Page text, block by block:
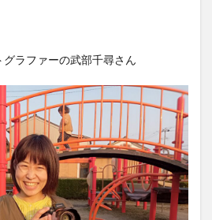
ラファーの武部千尋さん